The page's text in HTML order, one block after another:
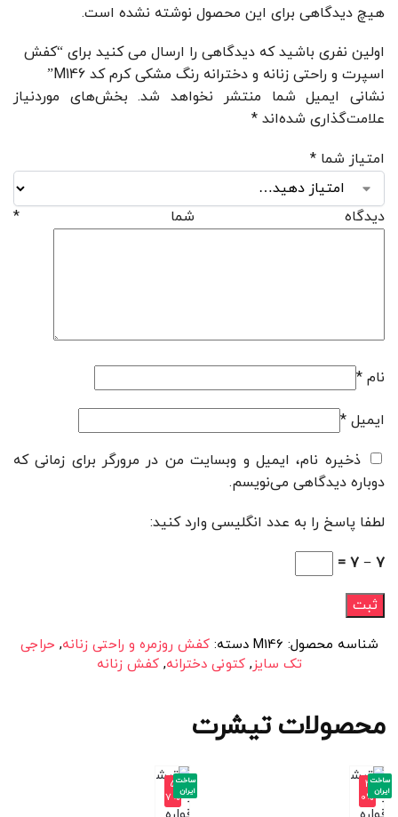
هیچ دیدگاهی برای این محصول نوشته نشده است.
اولین نفری باشید که دیدگاهی را ارسال می کنید برای “کفش
اسپرت و راحتی زنانه و دخترانه رنگ مشکی کرم کد M146”
نشانی ایمیل شما منتشر نخواهد شد. بخش‌های موردنیاز
علامت‌گذاری شده‌اند *
امتیاز شما *
دیدگاه شما *
نام *
ایمیل *
ذخیره نام، ایمیل و وبسایت من در مرورگر برای زمانی که
دوباره دیدگاهی می‌نویسم.
لطفا پاسخ را به عدد انگلیسی وارد کنید:
7 − 7 =
شناسه محصول: M146 دسته:کفش روزمره و راحتی زنانه, حراجی
تک سایز,کتونی دخترانه,کفش زنانه
محصولات تیشرت
-4
0%
ساخت
ایران
-5
7%
ساخت
ایران